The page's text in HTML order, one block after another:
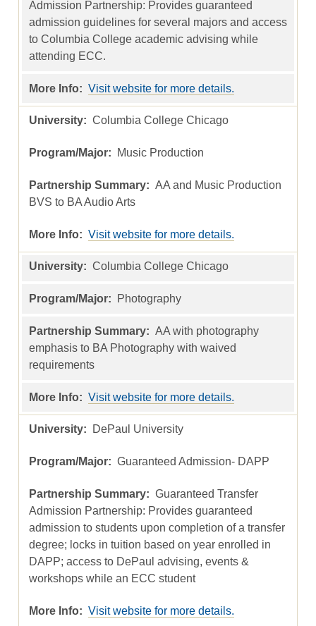
Admission Partnership: Provides guaranteed
admission guidelines for several majors and access
to Columbia College academic advising while
attending ECC.
Visit website for more details.
Columbia College Chicago
Music Production
AA and Music Production
BVS to BA Audio Arts
Visit website for more details.
Columbia College Chicago
Photography
AA with photography
emphasis to BA Photography with waived
requirements
Visit website for more details.
DePaul University
Guaranteed Admission- DAPP
Guaranteed Transfer
Admission Partnership: Provides guaranteed
admission to students upon completion of a transfer
degree; locks in tuition based on year enrolled in
DAPP; access to DePaul advising, events &
workshops while an ECC student
Visit website for more details.